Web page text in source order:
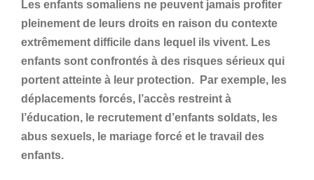
Les enfants somaliens ne peuvent jamais profiter
pleinement de leurs droits en raison du contexte
extrêmement difficile dans lequel ils vivent. Les
enfants sont confrontés à des risques sérieux qui
portent atteinte à leur protection. Par exemple, les
déplacements forcés, l’accès restreint à
l’éducation, le recrutement d’enfants soldats, les
abus sexuels, le mariage forcé et le travail des
enfants.